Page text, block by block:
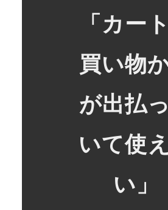
「カー
買い物
が出払
いて使
い」